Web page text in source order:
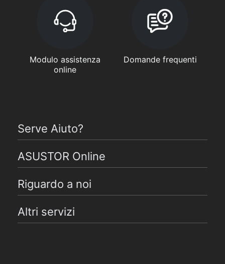
Modulo assistenza
online
Domande frequenti
Serve Aiuto?
ASUSTOR Online
Riguardo a noi
Altri servizi